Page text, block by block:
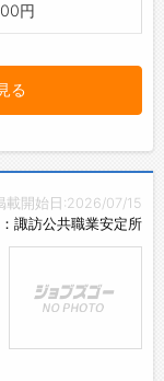
円
る
載開始日:2026/07/15
諏訪公共職業安定所